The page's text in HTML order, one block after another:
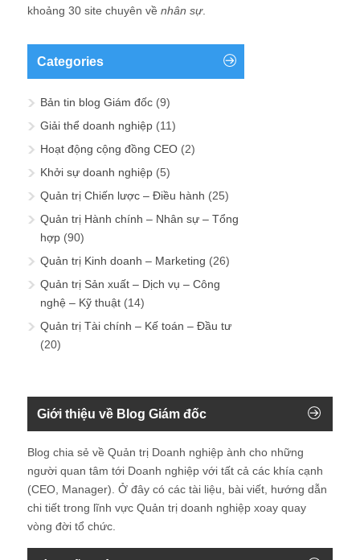
khoảng 30 site chuyên về nhân sự.
Categories
Bản tin blog Giám đốc (9)
Giải thể doanh nghiệp (11)
Hoạt động cộng đồng CEO (2)
Khởi sự doanh nghiệp (5)
Quản trị Chiến lược – Điều hành (25)
Quản trị Hành chính – Nhân sự – Tổng
hợp (90)
Quản trị Kinh doanh – Marketing (26)
Quản trị Sản xuất – Dịch vụ – Công
nghệ – Kỹ thuật (14)
Quản trị Tài chính – Kế toán – Đầu tư
(20)
Giới thiệu về Blog Giám đốc
Blog chia sẻ về Quản trị Doanh nghiệp ành cho những
người quan tâm tới Doanh nghiệp với tất cả các khía cạnh
(CEO, Manager). Ở đây có các tài liệu, bài viết, hướng dẫn
chi tiết trong lĩnh vực Quản trị doanh nghiệp xoay quay
vòng đời tổ chức.